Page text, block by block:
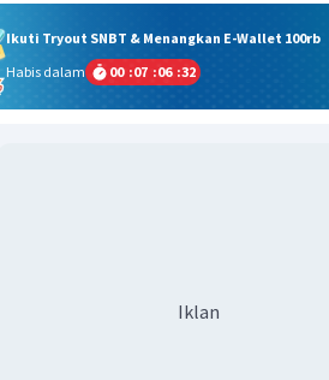
Ikuti Tryout SNBT & Menangkan E-Wallet 100rb
Habis dalam
00 :07 :06 :31
Iklan